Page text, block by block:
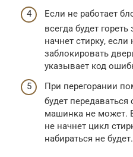
Если не работает
всегда будет
начнет стирку,
заблокировать
указывает код
При перегорании
будет
машинка не может.
не начнет цикл
набираться не